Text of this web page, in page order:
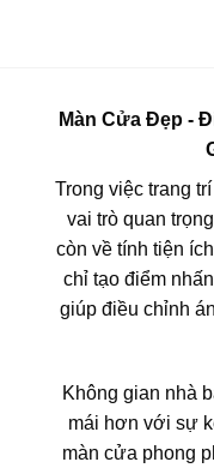
Màn Cửa Đẹp -
Trong việc trang
vai trò quan
còn về tính tiện
chỉ tạo điểm
giúp điều chỉnh
Không gian nhà
mái hơn với sự
màn cửa phong